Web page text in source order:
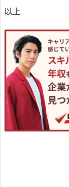
以上